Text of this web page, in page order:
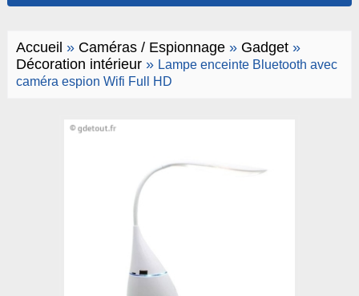
Accueil » Caméras / Espionnage» Gadget»
Décoration intérieur» Lampe enceinte Bluetooth avec
caméra espion Wifi Full HD